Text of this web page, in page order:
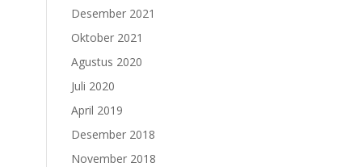
Desember 2021
Oktober 2021
Agustus 2020
Juli 2020
April 2019
Desember 2018
November 2018